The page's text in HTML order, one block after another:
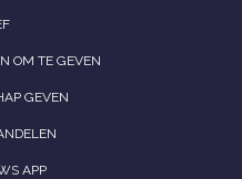
OM TE GEVEN
GEVEN
APP